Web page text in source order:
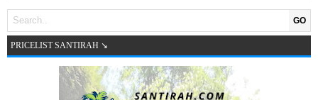
GO
PRICELIST SANTIRAH ↘️